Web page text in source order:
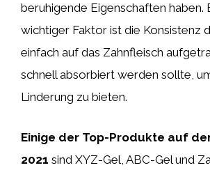
beruhigende Eigenschaften haben.
wichtiger Faktor ist die Konsistenz
einfach auf das Zahnfleisch
schnell absorbiert werden sollte,
Linderung zu bieten.
Einige der Top-Produkte auf
2021 sind XYZ-Gel, ABC-Gel und